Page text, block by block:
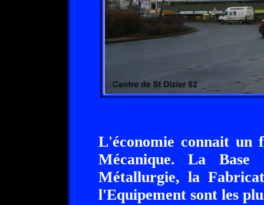
L'économie connait un
Mécanique. La
Métallurgie, la
l'Equipement sont les